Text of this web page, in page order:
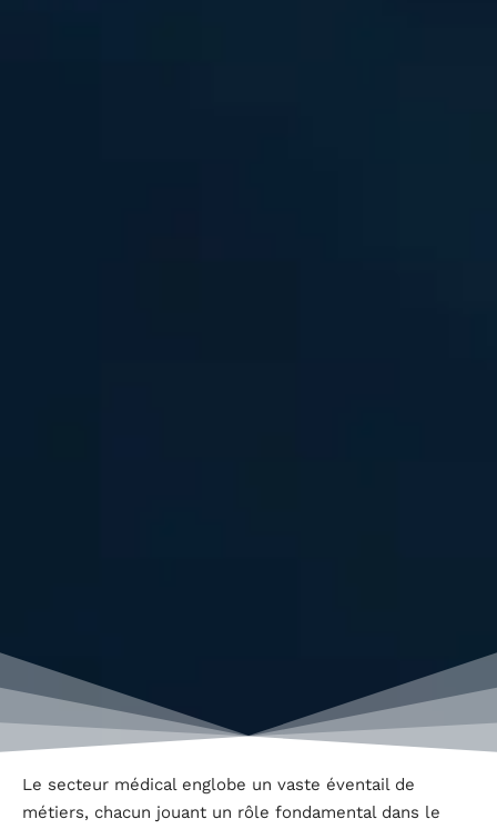
Le secteur médical englobe un vaste éventail de
métiers, chacun jouant un rôle fondamental dans le